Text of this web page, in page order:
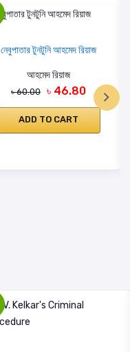
নেবুপাতার টুনটুনি আহমেদ রিয়াজ
আহমেদ রিয়াজ
৳ 60.00 ৳ 46.80
ADD TO CART